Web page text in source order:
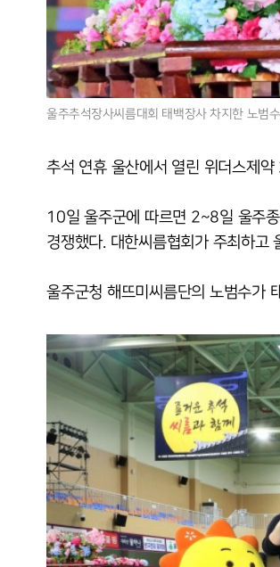
울주추석장사씨름대회 태백장사 차지한 노범
추석 연휴 울산에서 열린 위더스제
10일 울주군에 따르면 2~8일 울주
경쟁했다. 대한씨름협회가 주최하고
울주군청 해뜨미씨름단의 노범수가